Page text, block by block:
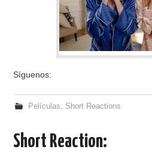
Síguenos:
Películas Short Reactions
Short Reaction: